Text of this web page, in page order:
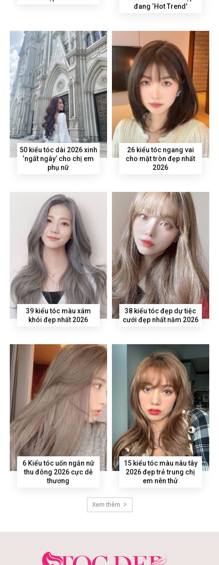
đang ‘Hot Trend’
50 kiểu tóc dài 2026 xinh
‘ngất ngây’ cho chị em
phụ nữ
26 kiểu tóc ngang vai
cho mặt tròn đẹp nhất
2026
39 kiểu tóc màu xám
khói đẹp nhất 2026
38 kiểu tóc đẹp dự tiệc
cưới đẹp nhất năm 2026
6 Kiểu tóc uốn ngắn nữ
thu đông 2026 cực dễ
thương
15 kiểu tóc màu nâu tây
2026 đẹp trẻ trung chị
em nên thử
Xem thêm